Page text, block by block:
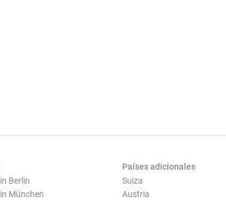
Berlin
München
Países adicionales
Suiza
Austria